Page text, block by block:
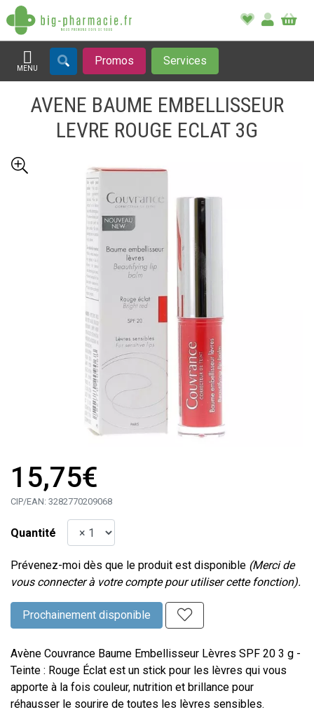
MENU
Afficher la navigation
Promos Services
AVENE BAUME EMBELLISSEUR
LEVRE ROUGE ECLAT 3G
15,75€
CIP/EAN: 3282770209068
Quantité
Prévenez-moi dès que le produit est disponible (Merci de
vous connecter à votre compte pour utiliser cette fonction).
Prochainement disponible
Avène Couvrance Baume Embellisseur Lèvres SPF 20 3 g -
Teinte : Rouge Éclat est un stick pour les lèvres qui vous
apporte à la fois couleur, nutrition et brillance pour
réhausser le sourire de toutes les lèvres sensibles.